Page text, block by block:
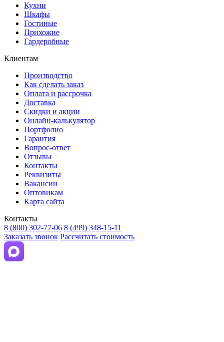
Кухни
Шкафы
Гостиные
Прихожие
Гардеробные
Клиентам
Производство
Как сделать заказ
Оплата и рассрочка
Доставка
Скидки и акции
Онлайн-калькулятор
Портфолио
Гарантия
Вопрос-ответ
Отзывы
Контакты
Реквизиты
Вакансии
Оптовикам
Карта сайта
Контакты
8 (800) 302-77-06 8 (499) 348-15-11
Заказать звонок Рассчитать стоимость